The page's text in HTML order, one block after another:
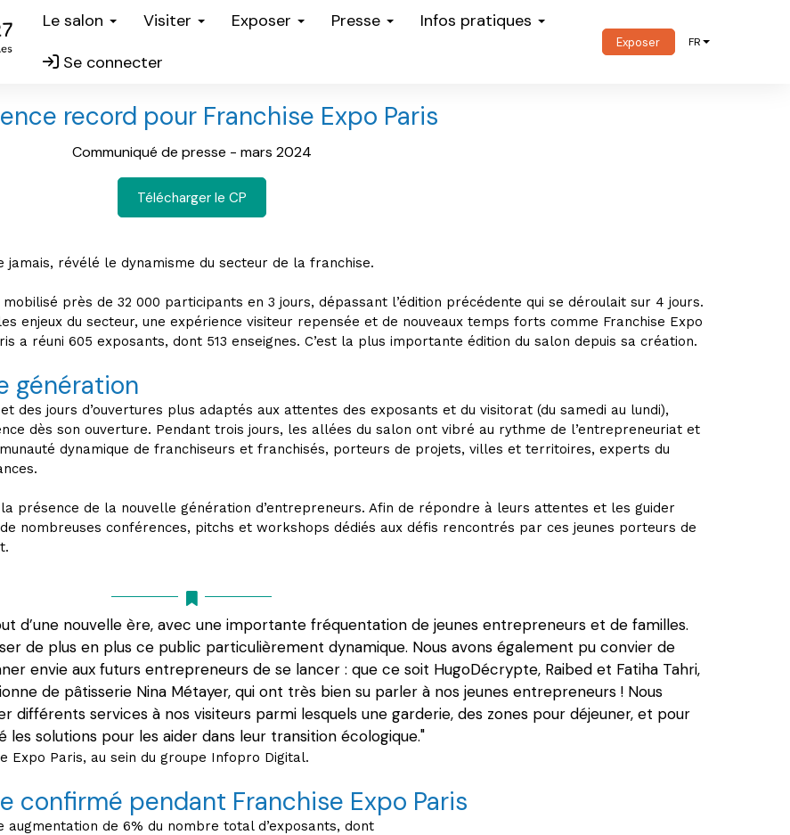
Le salon Visiter Exposer Presse
Infos pratiques
Se connecter
Exposer FR
record pour Franchise Expo Paris
Communiqué de presse - mars 2024
Télécharger le CP
jamais, révélé le dynamisme du secteur de la franchise.
près de 32 000 participants en 3 jours, dépassant l’édition précédente qui se déroulait sur 4 jours.
enjeux du secteur, une expérience visiteur repensée et de nouveaux temps forts comme Franchise Expo
a réuni 605 exposants, dont 513 enseignes. C’est la plus importante édition du salon depuis sa création.
génération
des jours d’ouvertures plus adaptés aux attentes des exposants et du visitorat (du samedi au lundi),
dès son ouverture. Pendant trois jours, les allées du salon ont vibré au rythme de l’entrepreneuriat et
dynamique de franchiseurs et franchisés, porteurs de projets, villes et territoires, experts du
présence de la nouvelle génération d’entrepreneurs. Afin de répondre à leurs attentes et les guider
nombreuses conférences, pitchs et workshops dédiés aux défis rencontrés par ces jeunes porteurs de
d’une nouvelle ère, avec une importante fréquentation de jeunes entrepreneurs et de familles.
de plus en plus ce public particulièrement dynamique. Nous avons également pu convier de
envie aux futurs entrepreneurs de se lancer : que ce soit HugoDécrypte, Raibed et Fatiha Tahri,
de pâtisserie Nina Métayer, qui ont très bien su parler à nos jeunes entrepreneurs ! Nous
différents services à nos visiteurs parmi lesquels une garderie, des zones pour déjeuner, et pour
solutions pour les aider dans leur transition écologique."
Expo Paris, au sein du groupe Infopro Digital.
confirmé pendant Franchise Expo Paris
de 6% du nombre total d’exposants, dont